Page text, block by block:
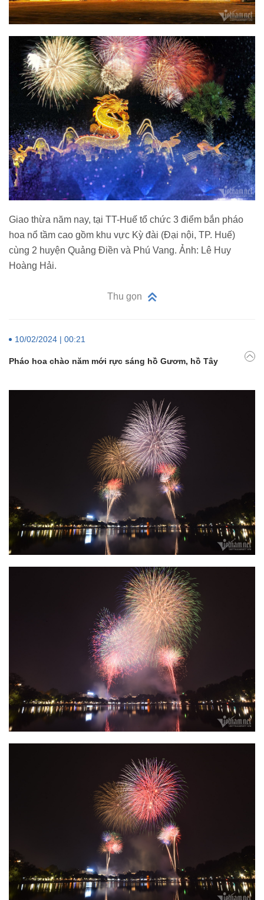
Giao thừa năm nay, tại TT-Huế tổ chức 3 điểm bắn pháo
hoa nổ tầm cao gồm khu vực Kỳ đài (Đại nội, TP. Huế)
cùng 2 huyện Quảng Điền và Phú Vang. Ảnh: Lê Huy
Hoàng Hải.
Thu gọn
10/02/2024 | 00:21
Pháo hoa chào năm mới rực sáng hồ Gươm, hồ Tây